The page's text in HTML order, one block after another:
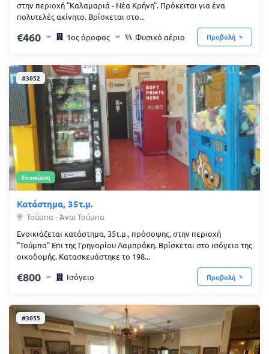
στην περιοχή "Καλαμαριά - Νέα Κρήνη". Πρόκειται για ένα
πολυτελές ακίνητο. Βρίσκεται στο...
460 1ος όροφος Φυσικό αέριο Προβολή
#3052
Ενοικίαση
Κατάστημα, 35τ.μ.
Τούμπα - Άνω Τούμπα
Ενοικιάζεται κατάστημα, 35τ.μ., πρόσοψης, στην περιοχή
"Τούμπα" Επι της Γρηγορίου Λαμπράκη. Βρίσκεται στο ισόγειο της
οικοδομής. Κατασκευάστηκε το 198...
800 Ισόγειο Προβολή
#3055